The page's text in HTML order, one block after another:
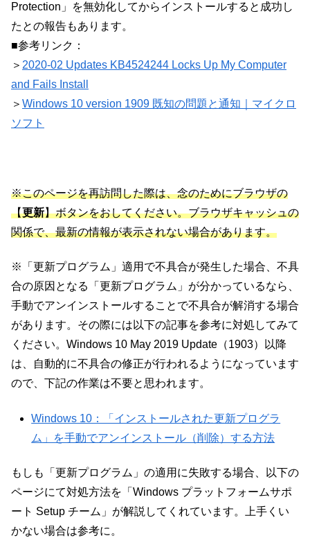
Protection」を無効化してからインストールすると成功し
たとの報告もあります。
■参考リンク：
＞ 2020-02 Updates KB4524244 Locks Up My Computer
and Fails Install
＞ Windows 10 version 1909 既知の問題と通知｜マイクロ
ソフト
※このページを再訪問した際は、念のためにブラウザの
【更新】ボタンをおしてください。ブラウザキャッシュの
関係で、最新の情報が表示されない場合があります。
※「更新プログラム」適用で不具合が発生した場合、不具
合の原因となる「更新プログラム」が分かっているなら、
手動でアンインストールすることで不具合が解消する場合
があります。その際には以下の記事を参考に対処してみて
ください。Windows 10 May 2019 Update（1903）以降
は、自動的に不具合の修正が行われるようになっています
ので、下記の作業は不要と思われます。
Windows 10：「インストールされた更新プログラ
ム」を手動でアンインストール（削除）する方法
もしも「更新プログラム」の適用に失敗する場合、以下の
ページにて対処方法を「Windows プラットフォームサポ
ート Setup チーム」が解説してくれています。上手くい
かない場合は参考に。